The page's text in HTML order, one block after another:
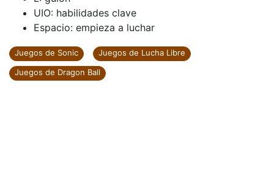
UIO: habilidades clave
Espacio: empieza a luchar
Juegos de Sonic
Juegos de Lucha Libre
Juegos de Dragon Ball